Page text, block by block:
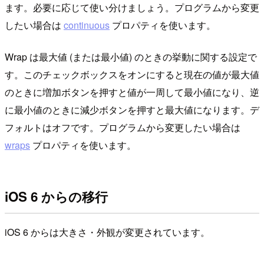
ます。必要に応じて使い分けましょう。プログラムから変更
したい場合は continuous プロパティを使います。
Wrap は最大値 (または最小値) のときの挙動に関する設定で
す。このチェックボックスをオンにすると現在の値が最大値
のときに増加ボタンを押すと値が一周して最小値になり、逆
に最小値のときに減少ボタンを押すと最大値になります。デ
フォルトはオフです。プログラムから変更したい場合は
wraps プロパティを使います。
iOS 6 からの移行
iOS 6 からは大きさ・外観が変更されています。